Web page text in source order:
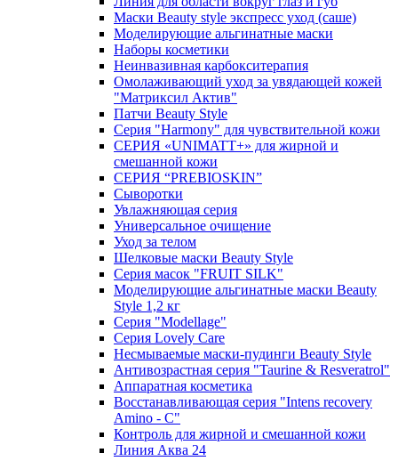
Маски Beauty style экспресс уход (саше)
Моделирующие альгинатные маски
Наборы косметики
Неинвазивная карбокситерапия
Омолаживающий уход за увядающей кожей
"Матриксил Актив"
Патчи Beauty Style
Серия "Harmony" для чувствительной кожи
СЕРИЯ «UNIMATT+» для жирной и
смешанной кожи
СЕРИЯ “PREBIOSKIN”
Сыворотки
Увлажняющая серия
Универсальное очищение
Уход за телом
Шелковые маски Beauty Style
Серия масок "FRUIT SILK"
Моделирующие альгинатные маски Beauty
Style 1,2 кг
Серия "Modellage"
Cерия Lovely Care
Несмываемые маски-пудинги Beauty Style
Антивозрастная серия "Taurine & Resveratrol"
Аппаратная косметика
Восстанавливающая серия "Intens recovery
Amino - C"
Контроль для жирной и смешанной кожи
Линия Аква 24